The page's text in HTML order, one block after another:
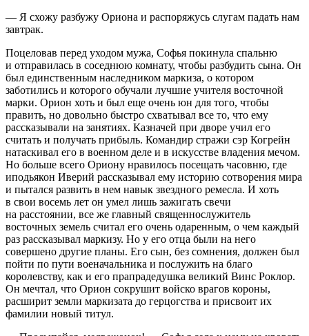
— Я схожу разбужу Ориона и распоряжусь слугам падать нам
завтрак.
Поцеловав перед уходом мужа, Софья покинула спальню
и отправилась в соседнюю комнату, чтобы разбудить сына. Он
был единственным наследником маркиза, о котором
заботились и которого обучали лучшие учителя восточной
марки. Орион хоть и был еще очень юн для того, чтобы
править, но довольно быстро схватывал все то, что ему
рассказывали на занятиях. Казначей при дворе учил его
считать и получать прибыль. Командир стражи сэр Когрейн
натаскивал его в военном деле и в искусстве владения мечом.
Но больше всего Ориону нравилось посещать часовню, где
иподьякон Иверий рассказывал ему историю сотворения мира
и пытался развить в нем навык звездного ремесла. И хоть
в свои восемь лет он умел лишь зажигать свечи
на расстоянии, все же главный священнослужитель
восточных земель считал его очень одаренным, о чем каждый
раз рассказывал маркизу. Но у его отца были на него
совершено другие планы. Его сын, без сомнения, должен был
пойти по пути военачальника и послужить на благо
королевству, как и его прапрадедушка великий Винс Роклор.
Он мечтал, что Орион сокрушит войско врагов короны,
расширит земли маркизата до герцогства и присвоит их
фамилии новый титул.